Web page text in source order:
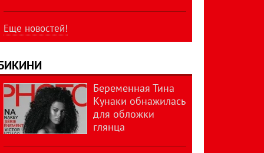
Еще новостей!
Беременная Тина
Кунаки обнажилась
для обложки
глянца